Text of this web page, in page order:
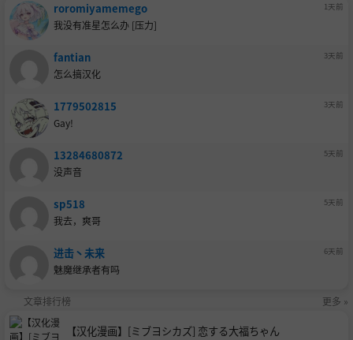
roromiyamemego 1天前
我没有准星怎么办 [压力]
fantian 3天前
怎么搞汉化
1779502815 3天前
Gay!
13284680872 5天前
没声音
sp518 5天前
我去，爽哥
进击丶未来 6天前
魅魔继承者有吗
文章排行榜 更多 »
【汉化漫画】[ミブヨシカズ] 恋する大福ちゃん